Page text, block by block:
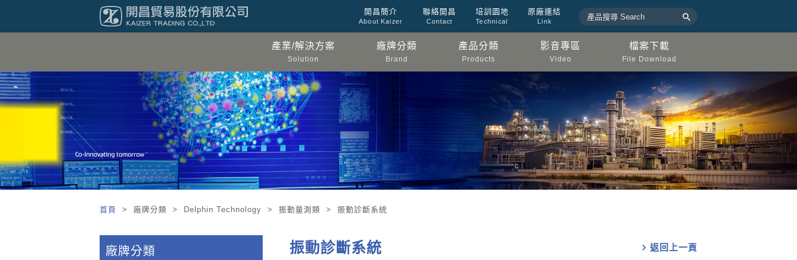
開昌簡介
About Kaizer
聯絡開昌
Contact
培訓園地
Technical
原廠連結
Link 
產業/解決方案
Solution
廠牌分類
Brand
產品分類
Products
影音專區
Video
檔案下載
File Download
首頁 > 廠牌分類 > Delphin Technology > 振動量測類 > 振動診斷系統
廠牌分類 振動診斷系統 chevron_right